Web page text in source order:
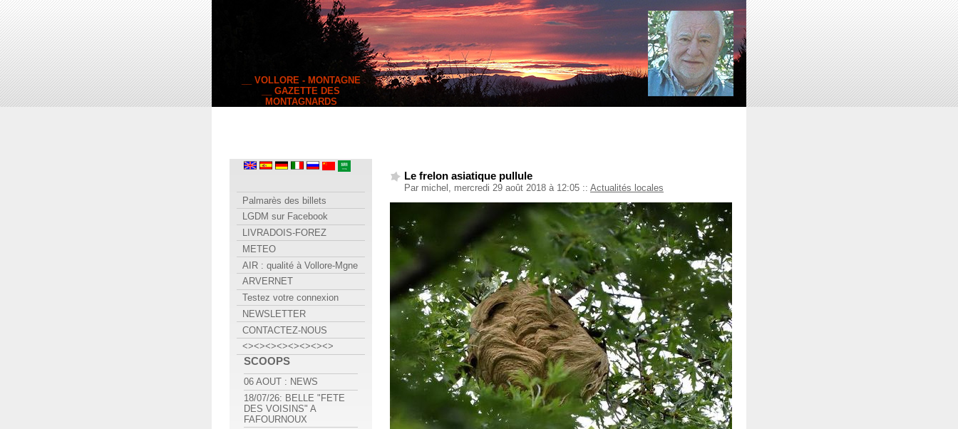
__ VOLLORE - MONTAGNE
__ GAZETTE DES
MONTAGNARDS
Le frelon asiatique pullule
Par michel, mercredi 29 août 2018 à 12:05 :: Actualités locales
Palmarès des billets
LGDM sur Facebook
LIVRADOIS-FOREZ
METEO
AIR : qualité à Vollore-Mgne
ARVERNET
Testez votre connexion
NEWSLETTER
CONTACTEZ-NOUS
<><><><><><><><>
SCOOPS
06 AOUT : NEWS
18/07/26: BELLE "FETE
DES VOISINS" A
FAFOURNOUX